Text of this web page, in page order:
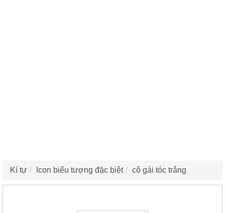
Kí tự Icon biểu tượng đặc biệt cô gái tóc trắng